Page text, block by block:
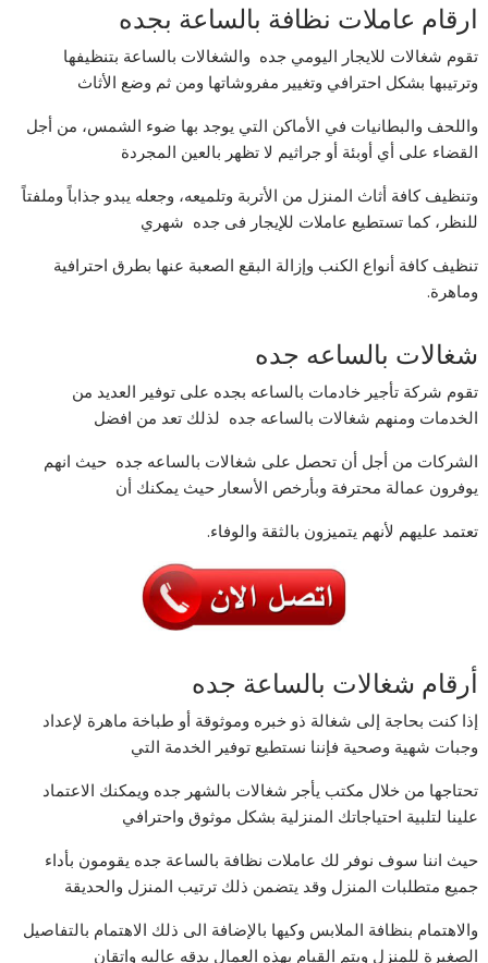
ارقام عاملات نظافة بالساعة بجده
تقوم شغالات للايجار اليومي جده والشغالات بالساعة بتنظيفها
وترتيبها بشكل احترافي وتغيير مفروشاتها ومن ثم وضع الأثاث
واللحف والبطانيات في الأماكن التي يوجد بها ضوء الشمس، من أجل
القضاء على أي أوبئة أو جراثيم لا تظهر بالعين المجردة
وتنظيف كافة أثاث المنزل من الأتربة وتلميعه، وجعله يبدو جذاباً وملفتاً
للنظر، كما تستطيع عاملات للإيجار فى جده شهري
تنظيف كافة أنواع الكنب وإزالة البقع الصعبة عنها بطرق احترافية
وماهرة.
شغالات بالساعه جده
تقوم شركة تأجير خادمات بالساعه بجده على توفير العديد من
الخدمات ومنهم شغالات بالساعه جده لذلك تعد من افضل
الشركات من أجل أن تحصل على شغالات بالساعه جده حيث انهم
يوفرون عمالة محترفة وبأرخص الأسعار حيث يمكنك أن
تعتمد عليهم لأنهم يتميزون بالثقة والوفاء.
أرقام شغالات بالساعة جده
إذا كنت بحاجة إلى شغالة ذو خبره وموثوقة أو طباخة ماهرة لإعداد
وجبات شهية وصحية فإننا نستطيع توفير الخدمة التي
تحتاجها من خلال مكتب يأجر شغالات بالشهر جده ويمكنك الاعتماد
علينا لتلبية احتياجاتك المنزلية بشكل موثوق واحترافي
حيث اننا سوف نوفر لك عاملات نظافة بالساعة جده يقومون بأداء
جميع متطلبات المنزل وقد يتضمن ذلك ترتيب المنزل والحديقة
والاهتمام بنظافة الملابس وكيها بالإضافة الى ذلك الاهتمام بالتفاصيل
الصغيرة للمنزل ويتم القيام بهذه العمال بدقه عاليه واتقان